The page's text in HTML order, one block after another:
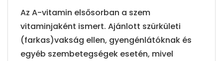
Az A-vitamin elsősorban a szem
vitaminjaként ismert. Ajánlott szürkületi
(farkas)vakság ellen, gyengénlátóknak és
egyéb szembetegségek esetén, mivel